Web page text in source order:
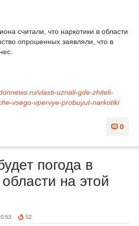
считали, что наркотики в области
опрошенных заявляли, что в
vlasti-uznali-gde-zhiteli-
vsego-vpervye-probuyut-narkotiki
0
погода в
на этой
52